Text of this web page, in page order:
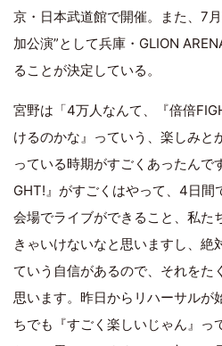
京・日本武道館で開催。また、7
加公演”として兵庫・GLION
ることが決定している。
宮野は「4万人なんて、『倍倍
けるのかな』っていう、楽しみと
っている時期がすごくあったんで
GHT!』がすごくはやって、4日間
会場でライブができること、私た
きゃいけないなと思いますし、絶
ていう自信があるので、それをた
思います。昨日からリハーサルが
ちでも『すごく楽しいじゃん』っ